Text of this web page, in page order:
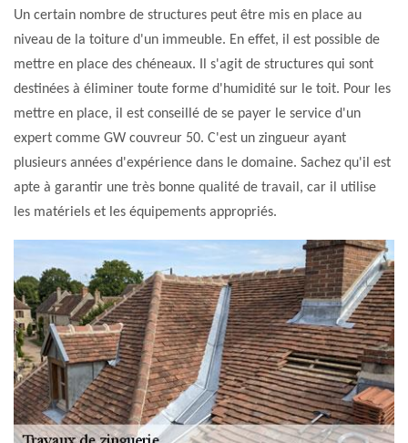
Un certain nombre de structures peut être mis en place au
niveau de la toiture d'un immeuble. En effet, il est possible de
mettre en place des chéneaux. Il s'agit de structures qui sont
destinées à éliminer toute forme d'humidité sur le toit. Pour les
mettre en place, il est conseillé de se payer le service d'un
expert comme GW couvreur 50. C'est un zingueur ayant
plusieurs années d'expérience dans le domaine. Sachez qu'il est
apte à garantir une très bonne qualité de travail, car il utilise
les matériels et les équipements appropriés.